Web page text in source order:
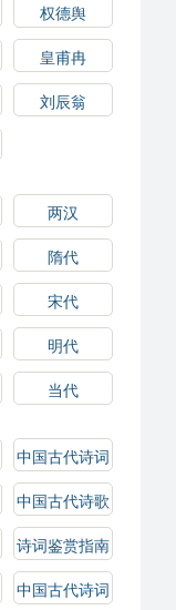
权德舆
皇甫冉
刘辰翁
两汉
隋代
宋代
明代
当代
中国古代诗词
选读
中国古代诗歌
鉴赏辞典
诗词鉴赏指南
中国古代诗词